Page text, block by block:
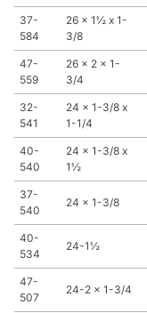
37-
584
26 x 1½ x 1-
3/8
47-
559
26 x 2 x 1-
3/4
32-
541
24 x 1-3/8 x
1-1/4
40-
540
24 x 1-3/8 x
1½
37-
540
24 x 1-3/8
40-
534
24-1½
47-
507
24-2 x 1-3/4